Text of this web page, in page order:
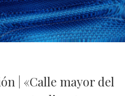
| «Calle mayor del